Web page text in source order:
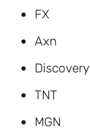
FX
Axn
Discovery
TNT
MGN